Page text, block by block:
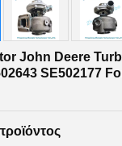
John Deere
SE502177